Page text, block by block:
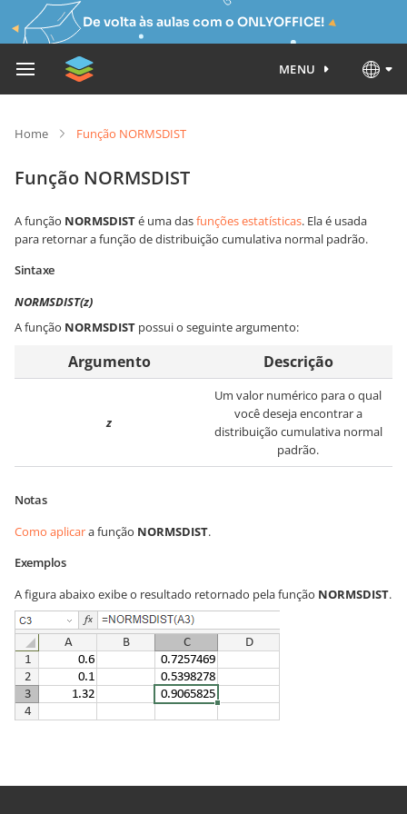
De volta às aulas com o ONLYOFFICE!
MENU
Home Função NORMSDIST
Função NORMSDIST
A função NORMSDISTé uma dasfunções estatísticas. Ela é usada
para retornar a função de distribuição cumulativa normal padrão.
Sintaxe
NORMSDIST(z)
A função NORMSDIST possui o seguinte argumento:
Argumento Descrição
z
Um valor numérico para o qual
você deseja encontrar a
distribuição cumulativa normal
padrão.
Notas
Como aplicara função NORMSDIST.
Exemplos
A figura abaixo exibe o resultado retornado pela função NORMSDIST.